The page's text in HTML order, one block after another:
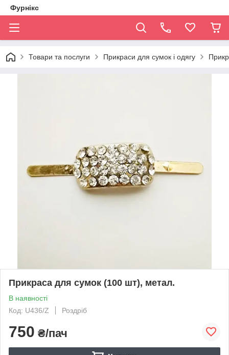
Фурнікс
Товари та послуги Прикраси для сумок і одягу
Прикраса для сумок (100 шт), метал.
В наявності
Код: U436/Z
Роздріб
750 ₴/пач